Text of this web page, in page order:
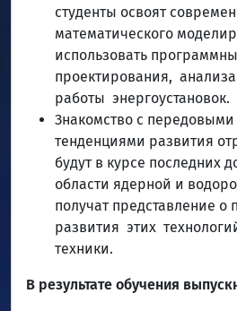
студенты освоят
математического
использовать
проектирования,
работы энергоустановок.
Знакомство с
тенденциями развития
будут в курсе последних
области ядерной и
получат представление о
развития этих
техники.
В результате обучения